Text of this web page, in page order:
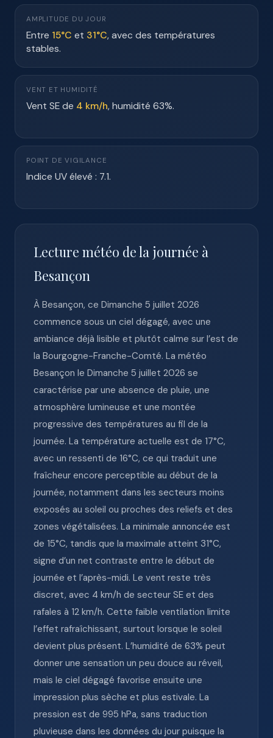
AMPLITUDE DU JOUR
Entre 15°C et 31°C, avec des températures
stables.
VENT ET HUMIDITÉ
Vent SE de 4 km/h, humidité 63%.
POINT DE VIGILANCE
Indice UV élevé : 7.1.
Lecture météo de la journée à
Besançon
À Besançon, ce Dimanche 5 juillet 2026
commence sous un ciel dégagé, avec une
ambiance déjà lisible et plutôt calme sur l’est de
la Bourgogne-Franche-Comté. La météo
Besançon le Dimanche 5 juillet 2026 se
caractérise par une absence de pluie, une
atmosphère lumineuse et une montée
progressive des températures au fil de la
journée. La température actuelle est de 17°C,
avec un ressenti de 16°C, ce qui traduit une
fraîcheur encore perceptible au début de la
journée, notamment dans les secteurs moins
exposés au soleil ou proches des reliefs et des
zones végétalisées. La minimale annoncée est
de 15°C, tandis que la maximale atteint 31°C,
signe d’un net contraste entre le début de
journée et l’après-midi. Le vent reste très
discret, avec 4 km/h de secteur SE et des
rafales à 12 km/h. Cette faible ventilation limite
l’effet rafraîchissant, surtout lorsque le soleil
devient plus présent. L’humidité de 63% peut
donner une sensation un peu douce au réveil,
mais le ciel dégagé favorise ensuite une
impression plus sèche et plus estivale. La
pression est de 995 hPa, sans traduction
pluvieuse dans les données du jour puisque la